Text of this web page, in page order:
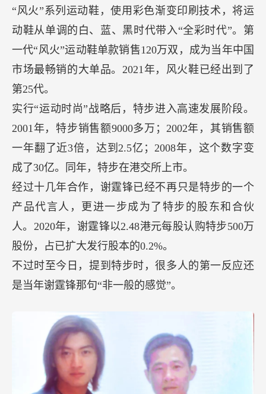
“风火”系列运动鞋，使用彩色渐变印刷技术，将运
动鞋从单调的白、蓝、黑时代带入“全彩时代”。第
一代“风火”运动鞋单款销售120万双，成为当年中国
市场最畅销的大单品。2021年，风火鞋已经出到了
第25代。
实行“运动时尚”战略后，特步进入高速发展阶段。
2001年，特步销售额9000多万；2002年，其销售额
一年翻了近3倍，达到2.5亿；2008年，这个数字变
成了30亿。同年，特步在港交所上市。
经过十几年合作，谢霆锋已经不再只是特步的一个
产品代言人，更进一步成为了特步的股东和合伙
人。2020年，谢霆锋以2.48港元每股认购特步500万
股份，占已扩大发行股本的0.2%。
不过时至今日，提到特步时，很多人的第一反应还
是当年谢霆锋那句“非一般的感觉”。